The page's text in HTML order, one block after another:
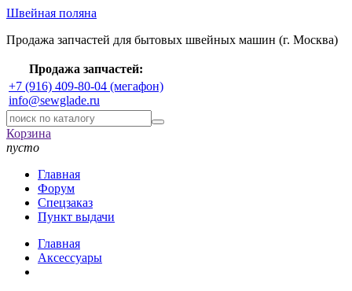
Швейная поляна
Продажа запчастей для бытовых швейных машин (г. Москва)
Продажа запчастей:
+7 (916) 409-80-04 (мегафон)
info@sewglade.ru
Корзина
пусто
Главная
Форум
Спецзаказ
Пункт выдачи
Главная
Аксессуары